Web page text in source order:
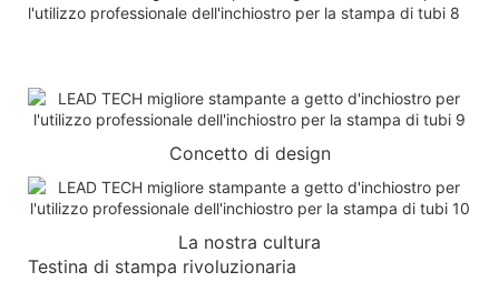
Concetto di design
La nostra cultura
Testina di stampa rivoluzionaria